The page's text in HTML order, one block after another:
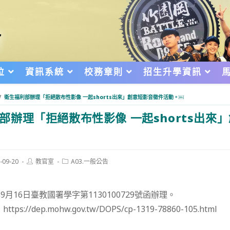
資訊系統 校務章則 招生升學資訊
衛生福利部辦理「拒絕散布性影像 一起shorts出來」創意短影音徵件活動。￼
辦理「拒絕散布性影像 一起shorts出來
09-20
Post教官室
PostA03.一般公告
月16日臺教國署學字第1130100729號函辦理。
https://dep.mohw.gov.tw/DOPS/cp-1319-78860-105.html